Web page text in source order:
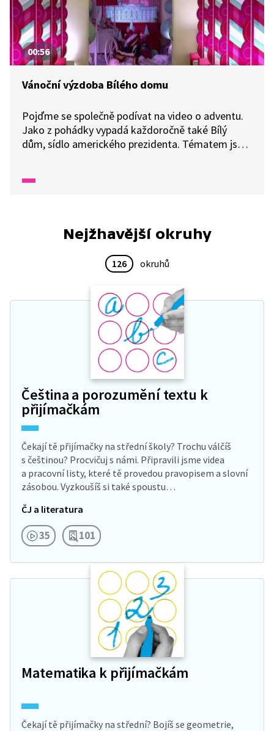
00:56
Vánoční výzdoba Bílého domu
Pojďme se společně podívat na video o adventu.
Jako z pohádky vypadá každoročně také Bílý
dům, sídlo amerického prezidenta. Tématem jsou
první dámu, která je za výzdobu zodpovědná,
Nejžhavější okruhy
126 okruhů
Čeština a porozumění textu k
přijímačkám
Čekají tě přijímačky na střední školy? Trochu válčíš
s češtinou? Procvičuj s námi. Připravili jsme videa
a pracovní listy, které tě provedou pravopisem a slovní
zásobou. Vyzkoušíš si také spoustu…
ČJ a literatura
35 101
Matematika k přijímačkám
Čekají tě přijímačky na střední? Bojíš se geometrie,